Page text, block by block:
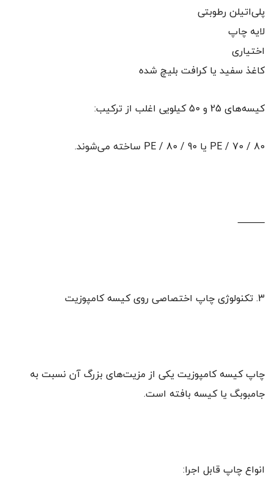
پلی‌اتیلن رطوبتی
لایه چاپ
اختیاری
کاغذ سفید یا کرافت بلیچ شده
کیسه‌های 25 و 50 کیلویی اغلب از ترکیب:
80 / 70 / PE یا 90 / 80 / PE ساخته می‌شوند.
⸻
3. تکنولوژی چاپ اختصاصی روی کیسه کامپوزیت
چاپ کیسه کامپوزیت یکی از مزیت‌های بزرگ آن نسبت به
جامبوبگ یا کیسه بافته است.
انواع چاپ قابل اجرا: